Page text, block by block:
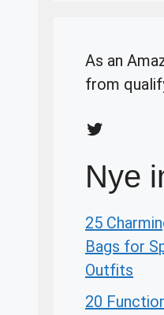
As an
from
Twitter
Nye
25
Bags for
Outfits
20